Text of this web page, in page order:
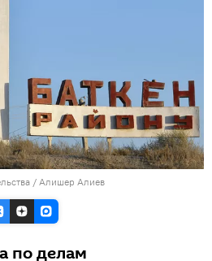
/ Алишер Алиев
по делам